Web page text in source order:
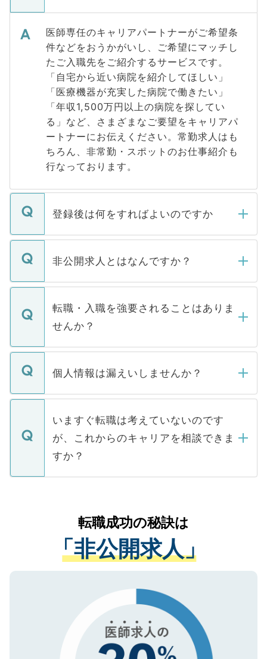
医師専任のキャリアパートナーがご希望条
件などをおうかがいし、ご希望にマッチし
たご入職先をご紹介するサービスです。
「自宅から近い病院を紹介してほしい」
「医療機器が充実した病院で働きたい」
「年収1,500万円以上の病院を探してい
る」など、さまざまなご要望をキャリアパ
ートナーにお伝えください。常勤求人はも
ちろん、非常勤・スポットのお仕事紹介も
行なっております。
登録後は何をすればよいのですか
ご登録いただきましたら、弊社担当者がご
登録内容を確認し、その後メールもしくは
ます。通常、5営業日以内にはご連絡をせて
いただきますので、しばらくお待ちくださ
い。
非公開求人とはなんですか？
マイナビDOCTORで取り扱っている求人の
うち約3割は、Webサイトからご覧いただ
けない「非公開求人」です。非公開求人は
下記の理由によって、一般には公開してい
ません。
■応募殺到を避けるため 人気のある医療機
関を公にしてしまうと、応募が殺到する場
に、医療機関が求める条件に合った人材の
みを人材紹介会社に依頼するケースが増え
ています。
転職・入職を強要されることはありま
せんか？
転職・入職を強要することは一切ありませ
ん。また、仮に応募先から内定をいただい
定を承諾する必要はありません。内定先へ
の辞退の連絡はキャリアパートナーが行い
ますので、ご安心ください。
個人情報は漏えいしませんか？
個人情報が漏えいすることはありませんの
で、ご安心ください。当サイトからの登録
などで収集したご登録者様の個人情報は、
ご本人のキャリアアップおよび転職活動の
支援を目的に使用いたします。お預かりし
ているすべての個人データはご本人の許可
は、個人情報の取り扱いについての厳密な
管理基準を満たした事業者のみに付与され
る、プライバシーマークを取得済みです。
ご登録いただいた個人情報は、SSL（デー
で、機密保持に関してもご安心ください。
いますぐ転職は考えていないのです
が、これからのキャリアを相談できま
すか？
かがいして、現在の医療機関の状況や紹介
経験をまじえながら、適切なアドバイスを
させていただきます。すぐにご転職をされ
ない方には、長期的なサポートが可能です
ので、まずはご登録ください。
転職成功の秘訣は
「非公開求人」